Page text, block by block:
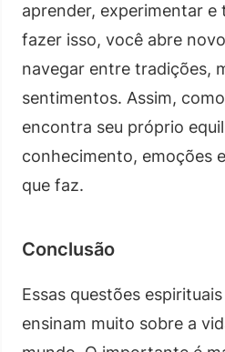
aprender, experimentar e
fazer isso, você abre
navegar entre tradições,
sentimentos. Assim,
encontra seu próprio
conhecimento, emoções
que faz.
Conclusão
Essas questões
ensinam muito sobre a